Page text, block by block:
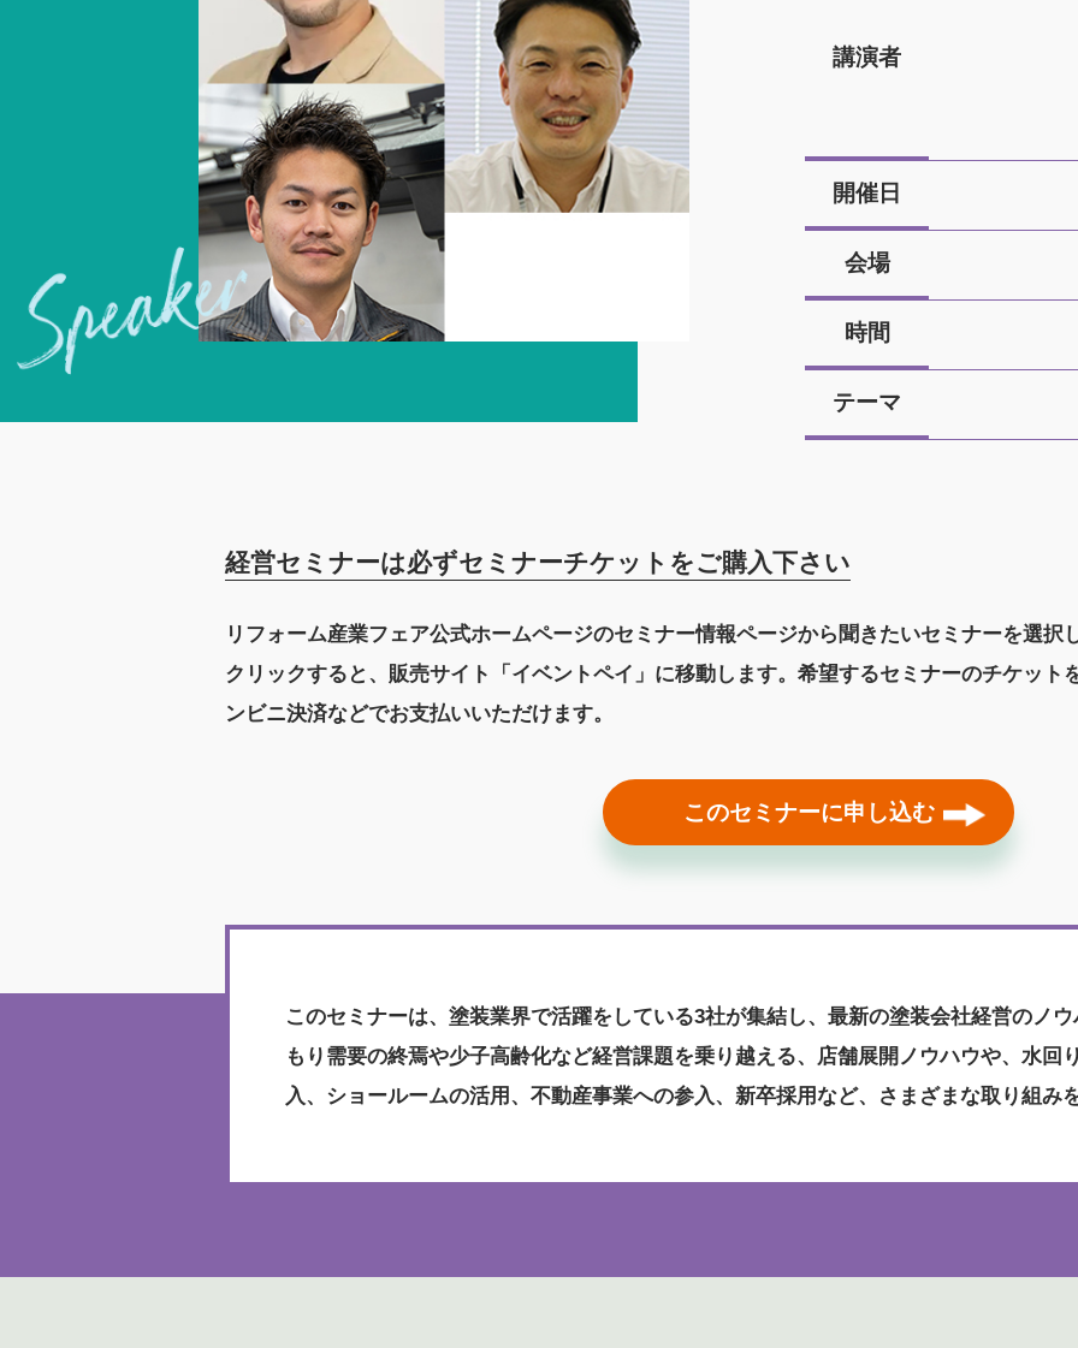
講演者
開催日
会場
時間
テーマ
経営セミナーは必ずセミナーチケットをご購入下さい
リフォーム産業フェア公式ホームページのセミナー情報ページから聞きたいセミナーを選択
クリックすると、販売サイト「イベントペイ」に移動します。希望するセミナーのチケット
ンビニ決済などでお支払いいただけます。
このセミナーに申し込む
このセミナーは、塗装業界で活躍をしている3社が集結し、最新の塗装会社経営のノ
もり需要の終焉や少子高齢化など経営課題を乗り越える、店舗展開ノウハウや、水回
入、ショールームの活用、不動産事業への参入、新卒採用など、さまざまな取り組み